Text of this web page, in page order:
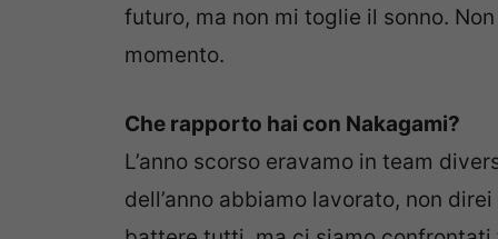
futuro, ma non mi toglie il sonno.
momento.
Che rapporto hai con Nakagami?
L’anno scorso eravamo in team
dell’anno abbiamo lavorato, non